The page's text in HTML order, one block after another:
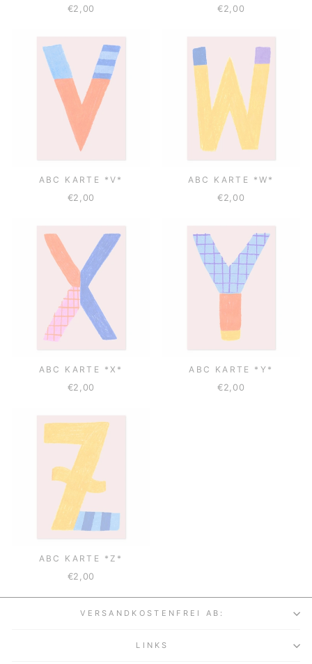
€2,00
€2,00
ABC KARTE *V*
€2,00
ABC KARTE *W*
€2,00
ABC KARTE *X*
€2,00
ABC KARTE *Y*
€2,00
ABC KARTE *Z*
€2,00
VERSANDKOSTENFREI AB:
LINKS